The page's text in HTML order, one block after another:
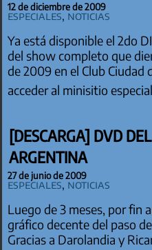
12 de diciembre de 2009
especiales, Noticias
Ya está disponible el 2do
del show completo que
de 2009 en el Club Ciudad
acceder al minisitio
[DESCARGA] DVD
ARGENTINA
27 de junio de 2009
especiales, Noticias
Luego de 3 meses, por fin
gráfico decente del paso
Gracias a Darolandia y